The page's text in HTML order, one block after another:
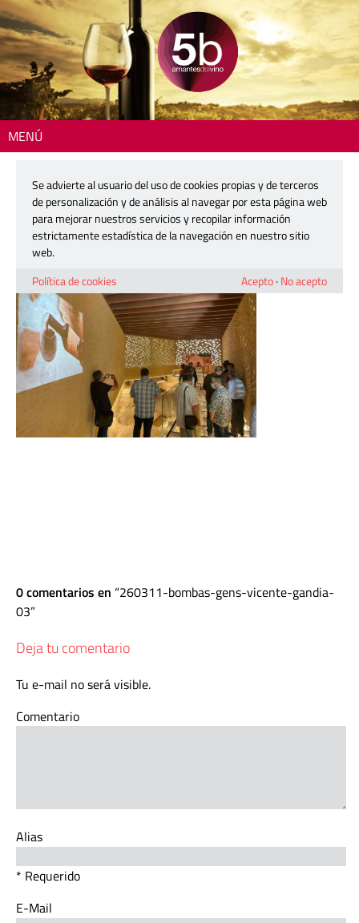
MENÚ
260311-bombas-gens-vicente-
gandia-03
11 marzo, 2026
0 comentarios en 260311-bombas-gens-vicente-gandia-
03
Deja tu comentario
Tu e-mail no será visible.
Comentario
Alias
* Requerido
E-Mail
Se advierte al usuario del uso de cookies propias y de terceros
de personalización y de análisis al navegar por esta página web
para mejorar nuestros servicios y recopilar información
estrictamente estadística de la navegación en nuestro sitio
web.
Política de cookies
Acepto· No acepto